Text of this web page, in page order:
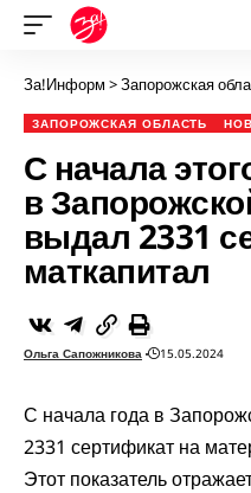
За!Информ >Запорожская
ЗАПОРОЖСКАЯ ОБЛАСТЬ
С начала
в
выдал 2331
маткапитал
Ольга Сапожникова 15.05.2024
С начала года в
2331 сертификат на
Этот показатель